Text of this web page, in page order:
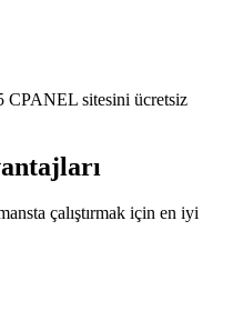
CPANEL sitesini ücretsiz
çalıştırmak için en iyi